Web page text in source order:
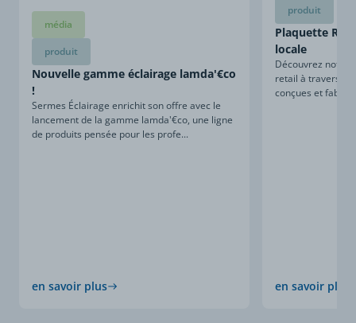
média
produit
Nouvelle gamme éclairage lamda'€co
!
Sermes Éclairage enrichit son offre avec le
lancement de la gamme lamda'€co, une ligne
de produits pensée pour les profe...
en savoir plus
produit
Plaquette
locale
Découvrez notre
retail à travers
conçues et
en savoir plus